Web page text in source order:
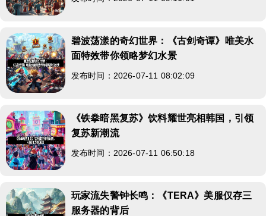
碧波荡漾的奇幻世界：《古剑奇谭》唯美水
面特效带你领略梦幻水景
发布时间：2026-07-11 08:02:09
《铁拳暗黑复苏》饮料耀世亮相韩国，引领
复苏新潮流
发布时间：2026-07-11 06:50:18
玩家流失警钟长鸣：《TERA》美服仅存三
服务器的背后